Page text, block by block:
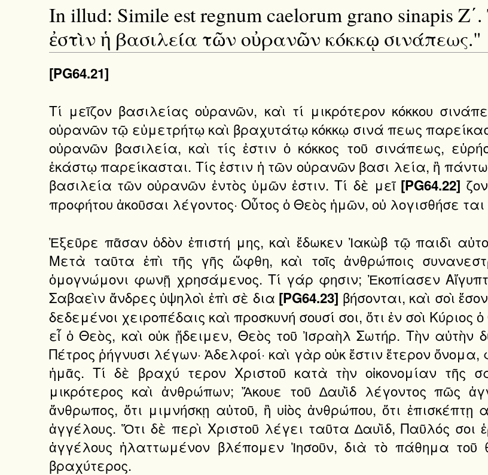
In illud: Simile est regnum caelorum grano sinapis
ἐστὶν ἡ βασιλεία τῶν οὐρανῶν κόκκῳ σινάπεως."
[PG64.21]
Τί μεῖζον βασιλείας οὐρανῶν, καὶ τί μικρότερον κόκκου
οὐρανῶν τῷ εὐμετρήτῳ καὶ βραχυτάτῳ κόκκῳ σινά πεως
οὐρανῶν βασιλεία, καὶ τίς ἐστιν ὁ κόκκος τοῦ σινάπεως,
ἑκάστῳ παρείκασται. Τίς ἐστιν ἡ τῶν οὐρανῶν βασι λεία, ἢ
βασιλεία τῶν οὐρανῶν ἐντὸς ὑμῶν ἐστιν. Τί δὲ μεῖ [PG64.22]
προφήτου ἀκοῦσαι λέγοντος· Οὗτος ὁ Θεὸς ἡμῶν, οὐ λογισθήσε
Ἐξεῦρε πᾶσαν ὁδὸν ἐπιστή μης, καὶ ἔδωκεν Ἰακὼβ τῷ παιδὶ
Μετὰ ταῦτα ἐπὶ τῆς γῆς ὤφθη, καὶ τοῖς ἀνθρώποις
ὁμογνώμονι φωνῇ χρησάμενος. Τί γάρ φησιν; Ἐκοπίασεν
Σαβαεὶν ἄνδρες ὑψηλοὶ ἐπὶ σὲ δια [PG64.23] βήσονται, καὶ σοὶ
δεδεμένοι χειροπέδαις καὶ προσκυνή σουσί σοι, ὅτι ἐν σοὶ
εἶ ὁ Θεὸς, καὶ οὐκ ᾔδειμεν, Θεὸς τοῦ Ἰσραὴλ Σωτήρ. Τὴν
Πέτρος ῥήγνυσι λέγων· Ἀδελφοί· καὶ γὰρ οὐκ ἔστιν ἕτερον
ἡμᾶς. Τί δὲ βραχύ τερον Χριστοῦ κατὰ τὴν οἰκονομίαν τῆς
μικρότερος καὶ ἀνθρώπων; Ἄκουε τοῦ ∆αυῒδ λέγοντος πῶς
ἄνθρωπος, ὅτι μιμνήσκῃ αὐτοῦ, ἢ υἱὸς ἀνθρώπου, ὅτι
ἀγγέλους. Ὅτι δὲ περὶ Χριστοῦ λέγει ταῦτα ∆αυῒδ, Παῦλός
ἀγγέλους ἠλαττωμένον βλέπομεν Ἰησοῦν, διὰ τὸ πάθημα
βραχύτερος.